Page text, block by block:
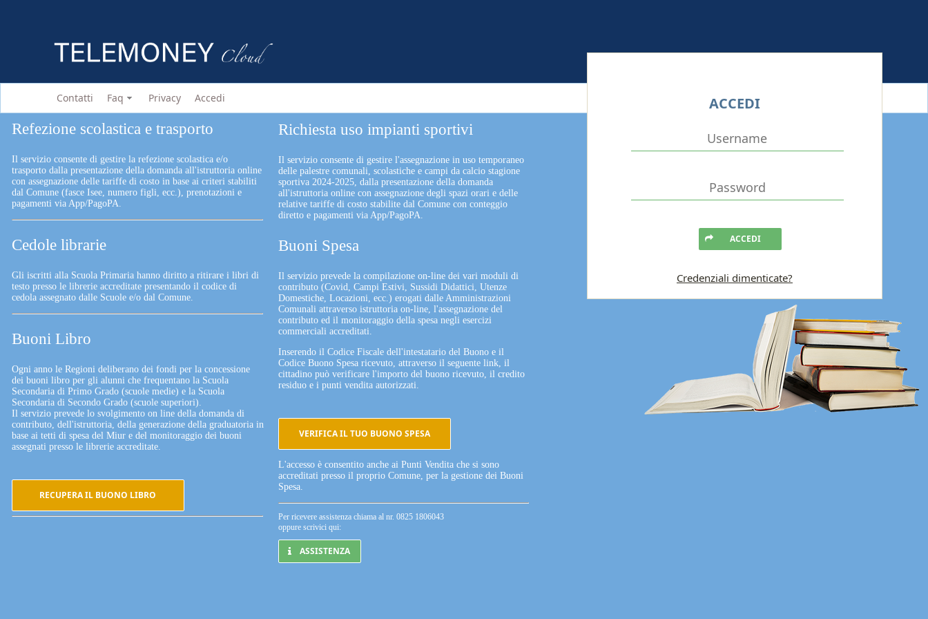
Contatti Faq Privacy Accedi
Refezione scolastica e trasporto
Il servizio consente di gestire la refezione scolastica e/o
trasporto dalla presentazione della domanda all'istruttoria online
con assegnazione delle tariffe di costo in base ai criteri stabiliti
dal Comune (fasce Isee, numero figli, ecc.), prenotazioni e
pagamenti via App/PagoPA.
Cedole librarie
Gli iscritti alla Scuola Primaria hanno diritto a ritirare i libri di
testo presso le librerie accreditate presentando il codice di
cedola assegnato dalle Scuole e/o dal Comune.
Buoni Libro
Ogni anno le Regioni deliberano dei fondi per la concessione
dei buoni libro per gli alunni che frequentano la Scuola
Secondaria di Primo Grado (scuole medie) e la Scuola
Secondaria di Secondo Grado (scuole superiori).
Il servizio prevede lo svolgimento on line della domanda di
contributo, dell'istruttoria, della generazione della graduatoria in
base ai tetti di spesa del Miur e del monitoraggio dei buoni
assegnati presso le librerie accreditate.
RECUPERA IL BUONO LIBRO
Richiesta uso impianti sportivi
Il servizio consente di gestire l'assegnazione in uso temporaneo
delle palestre comunali, scolastiche e campi da calcio stagione
sportiva 2024-2025, dalla presentazione della domanda
all'istruttoria online con assegnazione degli spazi orari e delle
relative tariffe di costo stabilite dal Comune con conteggio
diretto e pagamenti via App/PagoPA.
Buoni Spesa
Il servizio prevede la compilazione on-line dei vari moduli di
contributo (Covid, Campi Estivi, Sussidi Didattici, Utenze
Domestiche, Locazioni, ecc.) erogati dalle Amministrazioni
Comunali attraverso istruttoria on-line, l'assegnazione del
contributo ed il monitoraggio della spesa negli esercizi
commerciali accreditati.
Inserendo il Codice Fiscale dell'intestatario del Buono e il
Codice Buono Spesa ricevuto, attraverso il seguente link, il
cittadino può verificare l'importo del buono ricevuto, il credito
residuo e i punti vendita autorizzati.
VERIFICA IL TUO BUONO SPESA
L'accesso è consentito anche ai Punti Vendita che si sono
accreditati presso il proprio Comune, per la gestione dei Buoni
Spesa.
Per ricevere assistenza chiama al nr. 0825 1806043
oppure scrivici qui:
ASSISTENZA
ACCEDI
ACCEDI
Credenziali dimenticate?